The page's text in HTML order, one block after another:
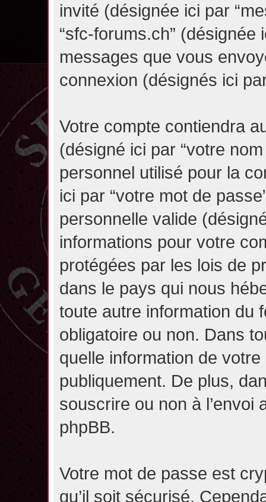
invité (désignée ici par
“sfc-forums.ch” (désignée
messages que vous
connexion (désignés ici
Votre compte contiendra
(désigné ici par “votre
personnel utilisé pour la
ici par “votre mot de
personnelle valide
informations pour votre
protégées par les lois de
dans le pays qui nous
toute autre information du
obligatoire ou non. Dans
quelle information de
publiquement. De plus,
souscrire ou non à l’envoi
phpBB.
Votre mot de passe est
qu’il soit sécurisé.